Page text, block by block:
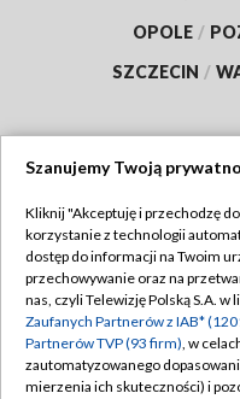
OPOLE /
SZCZECIN /
Abonament TVP
Emisja w TVP
Centrum informacji
Szanujemy Twoją
Kliknij "Akceptuję i przechodzę
korzystanie z technologii
dostęp do informacji na Twoim
przechowywanie oraz na
nas, czyli Telewizję Polską S.A. w
Zaufanych Partnerów z IAB*
Partnerów TVP (93 firm), w
zautomatyzowanego
mierzenia ich skuteczności) i